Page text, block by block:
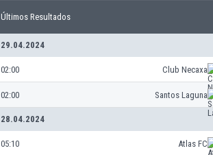
Últimos Resultados
29.04.2024
02:00 Club Necaxa
02:00 Santos Laguna
28.04.2024
05:10 Atlas FC